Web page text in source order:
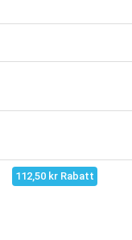
112,50 kr Rabatt